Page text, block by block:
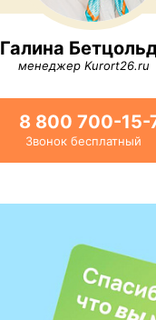
Галина
менеджер Kurort26.ru
8 800 700-15-
Звонок бесплатный